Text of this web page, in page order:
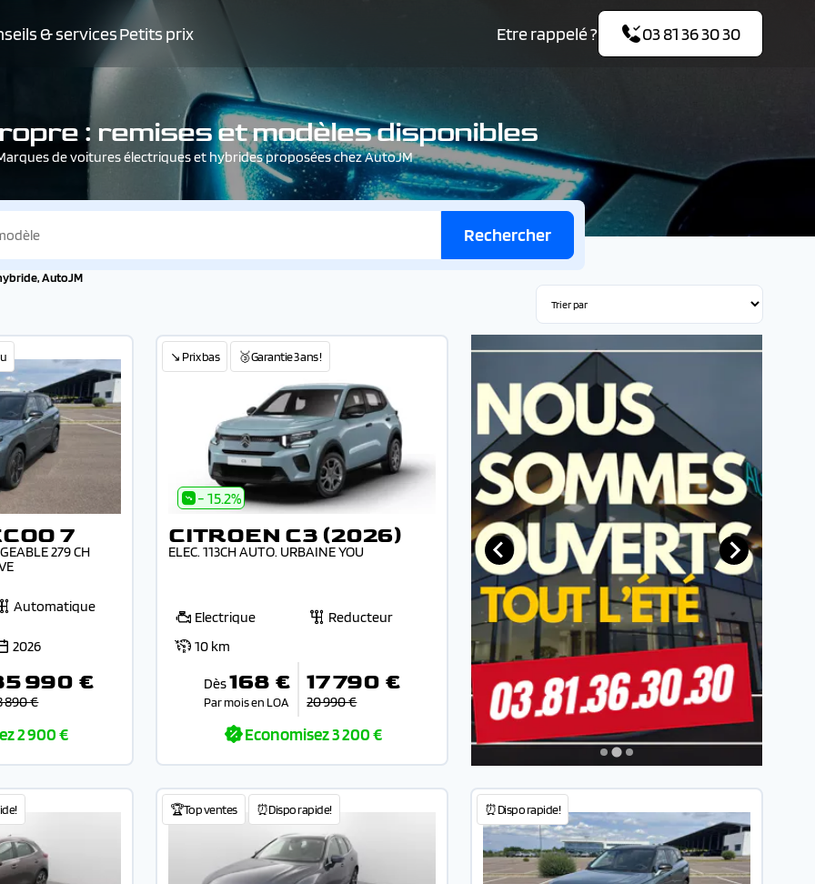
& servicesPetits prix Etre rappelé ? 03 81 36 30 30
: remises et modèles disponibles
de voitures électriques et hybrides proposées chez AutoJM
Rechercher
AutoJM
7
279 CH
Automatique
2026
990 €
890 €
2 900 €
↘️ Prix bas 🥉Garantie 3 ans !
- 15.2%
CITROEN C3 (2026)
ELEC. 113CH AUTO. URBAINE YOU
Electrique
Reducteur
10 km
Dès168 €
Par mois en LOA
17 790 €
20 990 €
Economisez3 200 €
🏆Top ventes ⏰Dispo rapide! ⏰Dispo rapide!